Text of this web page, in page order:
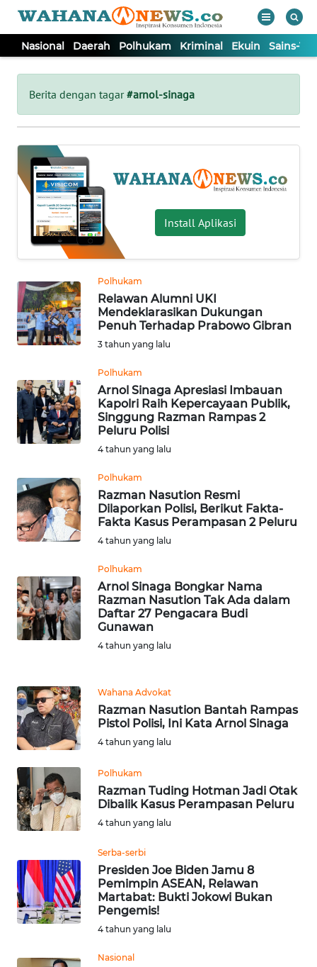
Nasional Daerah Polhukam Kriminal Ekuin Sains-
Berita dengan tagar#arnol-sinaga
Install Aplikasi
Polhukam
Relawan Alumni UKI
Mendeklarasikan Dukungan
Penuh Terhadap Prabowo Gibran
3 tahun yang lalu
Polhukam
Arnol Sinaga Apresiasi Imbauan
Kapolri Raih Kepercayaan Publik,
Singgung Razman Rampas 2
Peluru Polisi
4 tahun yang lalu
Polhukam
Razman Nasution Resmi
Dilaporkan Polisi, Berikut Fakta-
Fakta Kasus Perampasan 2 Peluru
4 tahun yang lalu
Polhukam
Arnol Sinaga Bongkar Nama
Razman Nasution Tak Ada dalam
Daftar 27 Pengacara Budi
Gunawan
4 tahun yang lalu
Wahana Advokat
Razman Nasution Bantah Rampas
Pistol Polisi, Ini Kata Arnol Sinaga
4 tahun yang lalu
Polhukam
Razman Tuding Hotman Jadi Otak
Dibalik Kasus Perampasan Peluru
4 tahun yang lalu
Serba-serbi
Presiden Joe Biden Jamu 8
Pemimpin ASEAN, Relawan
Martabat: Bukti Jokowi Bukan
Pengemis!
4 tahun yang lalu
Nasional
Tutup
NASIONAL
DAERAH
POLHUKAM
KRIMINAL
EKUIN
SAINS-TEKNO
INTERNASIONAL
SERBA-SERBI
PENDIDIKAN
OLAHRAGA
EDITORIAL
Informasi
BERITA
KONTAK
KAMI
INFO
IKLAN
TENTANG
PEDOMAN
MEDIA
SIBER